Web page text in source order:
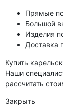
Закрыть
Прямые
Большой
Изделия
Доставка
Купить
Наши
рассчитать